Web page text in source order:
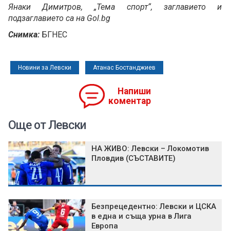
Янаки Димитров, „Тема спорт“, заглавието и
подзаглавието са на Gol.bg
Снимка: БГНЕС
Новини за Левски Атанас Бостанджиев
Напиши
коментар
Още от Левски
НА ЖИВО: Левски – Локомотив
Пловдив (СЪСТАВИТЕ)
Безпрецедентно: Левски и ЦСКА
в една и съща урна в Лига
Европа